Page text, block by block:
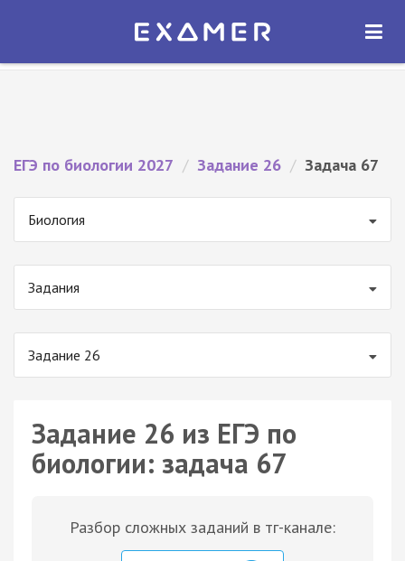
Экзамер — ЕГЭ 2027
ОТКРЫТЬ
ЕГЭ по биологии 2027 / Задание 26 / Задача 67
Биология
Задания
Задание 26
Задание 26 из ЕГЭ по
биологии: задача 67
Разбор сложных заданий в тг-канале: